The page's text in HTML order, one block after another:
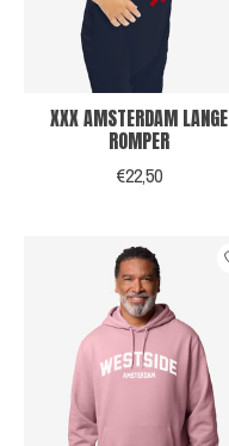
XXX AMSTERDAM LANGE
ROMPER
€22,50